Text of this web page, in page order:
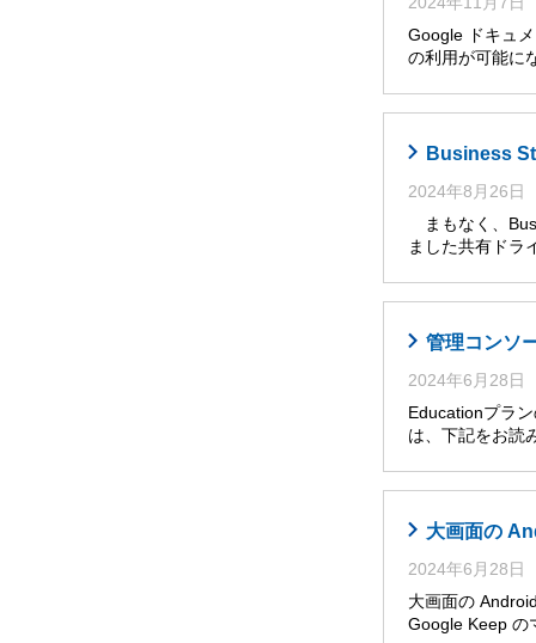
Google ドキュ
の利用が可能に
Business
2024年8月26日
まもなく、
ました共有ドラ
管理コンソ
2024年6月28日
Educationプラ
は、下記をお
大画面の
2024年6月28日
大画面の
Google Keep の